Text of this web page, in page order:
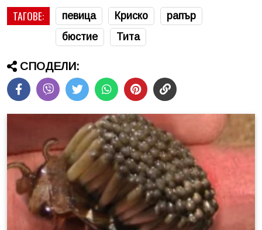
ТАГОВЕ: певица Криско
рапър
бюстие
Тита
СПОДЕЛИ: